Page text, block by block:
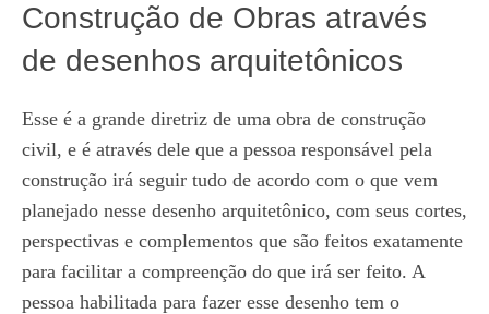
Construção de Obras através
de desenhos arquitetônicos
Esse é a grande diretriz de uma obra de construção
civil, e é através dele que a pessoa responsável pela
construção irá seguir tudo de acordo com o que vem
planejado nesse desenho arquitetônico, com seus cortes,
perspectivas e complementos que são feitos exatamente
para facilitar a compreenção do que irá ser feito. A
pessoa habilitada para fazer esse desenho tem o